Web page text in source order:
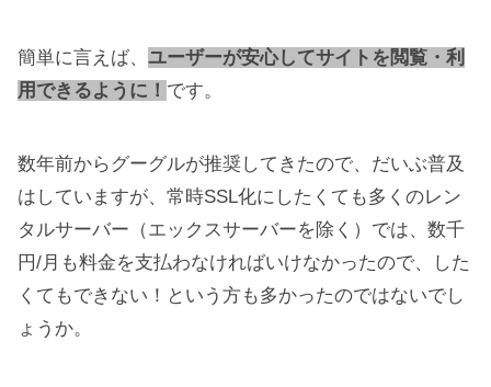
簡単に言えば、 ユーザーが安心してサイトを閲覧・利
用できるように！ です。
数年前からグーグルが推奨してきたので、だいぶ普及
はしていますが、常時SSL化にしたくても多くのレン
タルサーバー（エックスサーバーを除く）では、数千
円/月も料金を支払わなければいけなかったので、した
くてもできない！という方も多かったのではないでし
ょうか。